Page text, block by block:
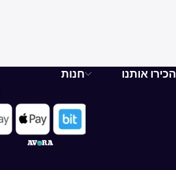
הכירו אותנו חנות